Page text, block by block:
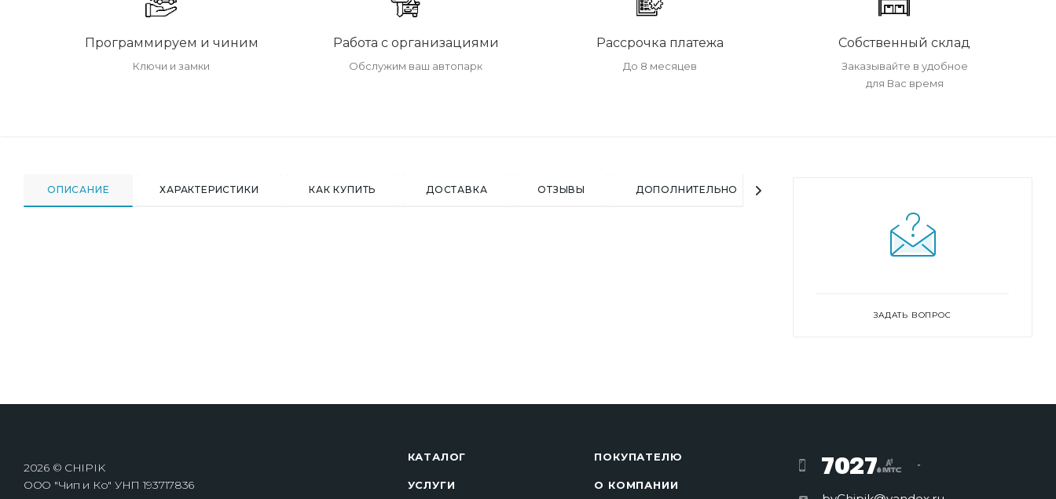
Программируем и чиним
Ключи и замки
Работа с организациями
Обслужим ваш автопарк
Рассрочка платежа
До 8 месяцев
Собственный склад
Заказывайте в удобное
для Вас время
ОПИСАНИЕ ХАРАКТЕРИСТИКИ КАК КУПИТЬ ДОСТАВКА ОТЗЫВЫ ДОПОЛНИТЕЛЬНО
ЗАДАТЬ ВОПРОС
2026 © CHIPIK
ООО "Чип и Ко" УНП 193717836
КАТАЛОГ
УСЛУГИ
ПОКУПАТЕЛЮ
О КОМПАНИИ
7027